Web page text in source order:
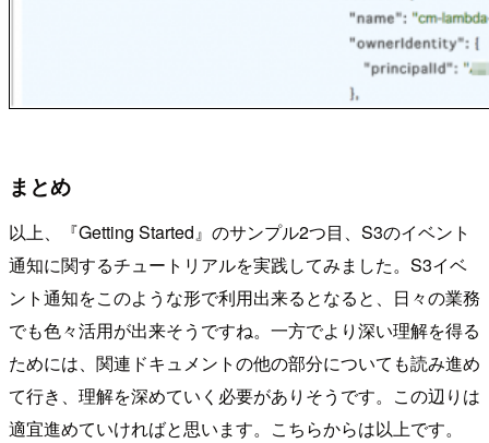
まとめ
以上、『Getting Started』のサンプル2つ目、S3のイベント
通知に関するチュートリアルを実践してみました。S3イベ
ント通知をこのような形で利用出来るとなると、日々の業務
でも色々活用が出来そうですね。一方でより深い理解を得る
ためには、関連ドキュメントの他の部分についても読み進め
て行き、理解を深めていく必要がありそうです。この辺りは
適宜進めていければと思います。こちらからは以上です。